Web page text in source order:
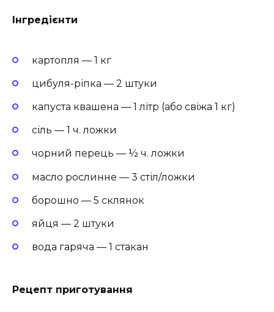
Інгредієнти
картопля — 1 кг
цибуля-ріпка — 2 штуки
капуста квашена — 1 літр (або свіжа 1 кг)
сіль — 1 ч. ложки
чорний перець — ½ ч. ложки
масло рослинне — 3 стіл/ложки
борошно — 5 склянок
яйця — 2 штуки
вода гаряча — 1 стакан
Рецепт приготування